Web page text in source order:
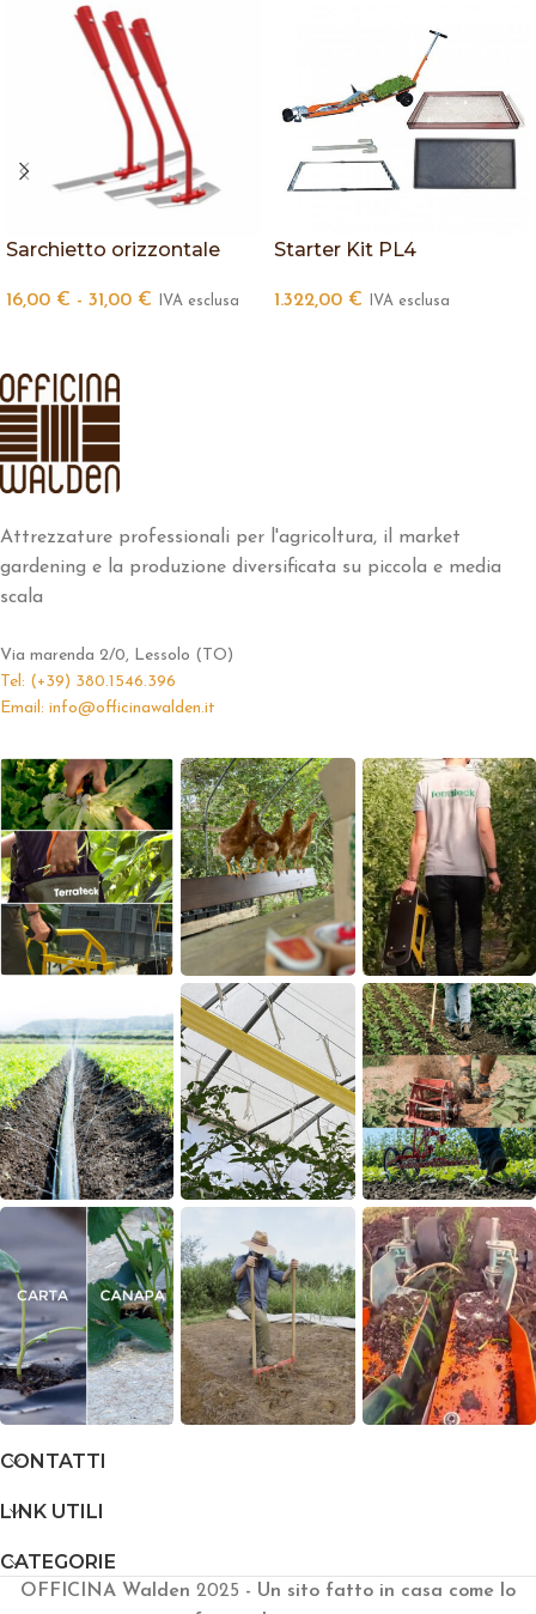
Sarchietto orizzontale
16,00 € - 31,00 € IVA esclusa
Starter Kit PL4
1.322,00 € IVA esclusa
Attrezzature professionali per l'agricoltura, il market
gardening e la produzione diversificata su piccola e media
scala
Via marenda 2/0, Lessolo (TO)
Tel: (+39) 380.1546.396
Email: info@officinawalden.it
CONTATTI
LINK UTILI
CATEGORIE
OFFICINA Walden 2025 - Un sito fatto in casa come lo